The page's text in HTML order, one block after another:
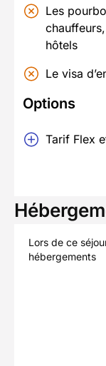
Les
hôtels
Le visa
Options
Tarif Flex
Lors de ce
hébergements